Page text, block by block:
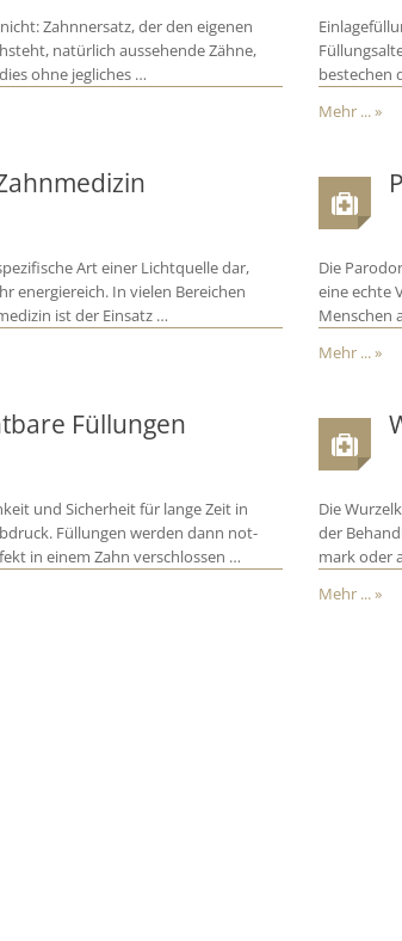
Zahnnersatz, der den eigenen
natürlich aussehende Zähne,
ohne jegliches …
bestechen
Mehr ... »
Art einer Lichtquelle dar,
energiereich. In vielen Bereichen
ist der Einsatz …
Die
eine echte
Menschen
Mehr ... »
Füllungen
und Sicherheit für lange Zeit in
Füllungen werden dann not-
in einem Zahn verschlossen …
Die
der
mark oder
Mehr ... »